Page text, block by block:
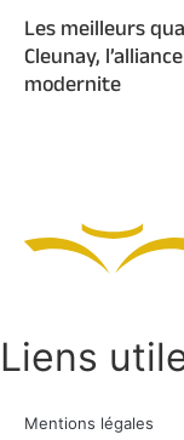
Les meilleurs
Cleunay,
modernite
Liens
Mentions légales